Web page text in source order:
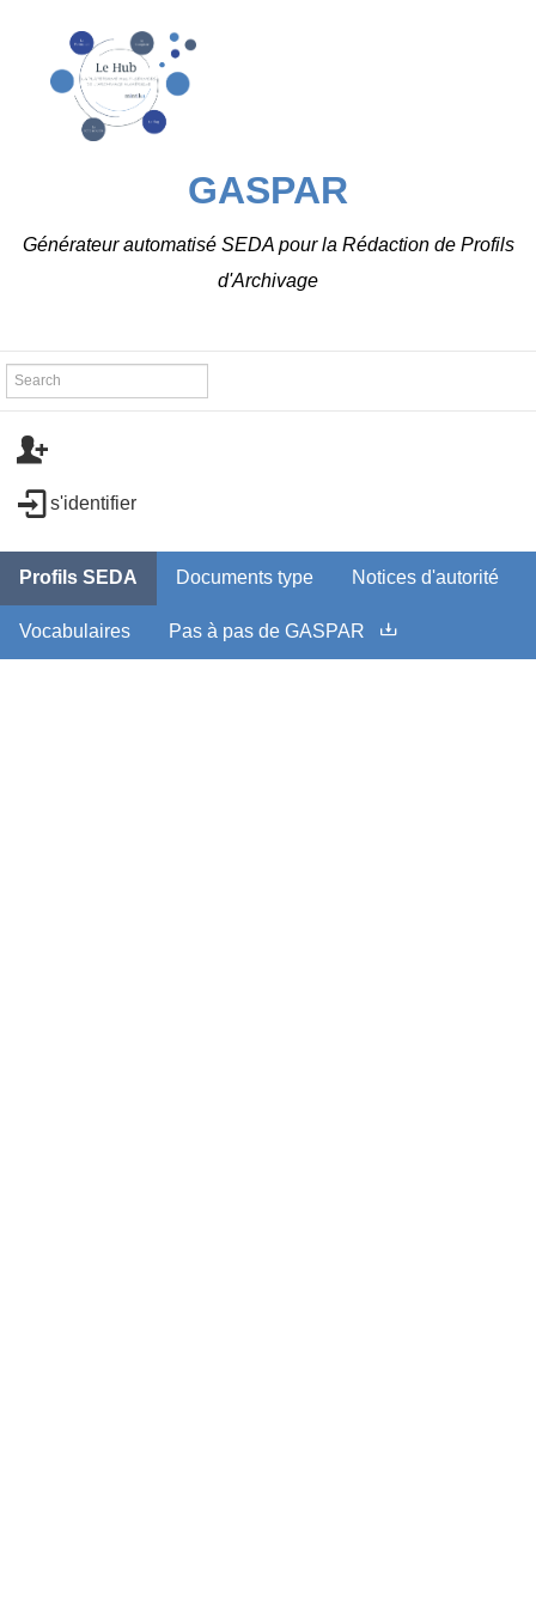
GASPAR
Générateur automatisé SEDA pour la Rédaction de Profils
d'Archivage
s'identifier
Profils SEDA Documents type Notices d'autorité
Vocabulaires Pas à pas de GASPAR